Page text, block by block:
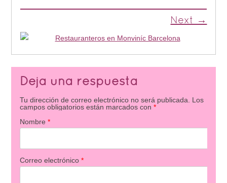
Next →
Deja una respuesta
Tu dirección de correo electrónico no será publicada. Los
campos obligatorios están marcados con *
Nombre *
Correo electrónico *